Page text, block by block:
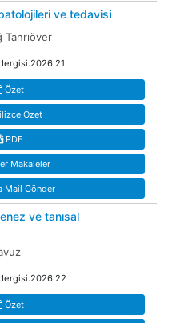
ve tedavisi
Özet
Özet
PDF
Makaleler
Mail Gönder
ve tanısal
Özet